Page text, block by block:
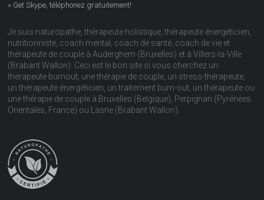
» Get Skype, téléphonez gratuitement!
Je suis naturopathe, thérapeute holistique, thérapeute énergéticien,
nutritionniste, coach mental, coach de santé, coach de vie et
thérapeute de couple à Auderghem (Bruxelles) et à Villers-la-Ville
(Brabant Wallon). Ceci est le bon site si vous cherchez un
thérapeute burnout, une thérapie de couple, un stress-thérapeute,
un thérapeute énergéticien, un traitement burn-out, un thérapeute ou
une thérapie de couple à Bruxelles (Belgique), Perpignan (Pyrénées
Orientales, France) ou Lasne (Brabant Wallon).